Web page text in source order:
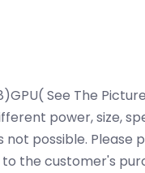
See The
power, size,
not possible.
the customer's